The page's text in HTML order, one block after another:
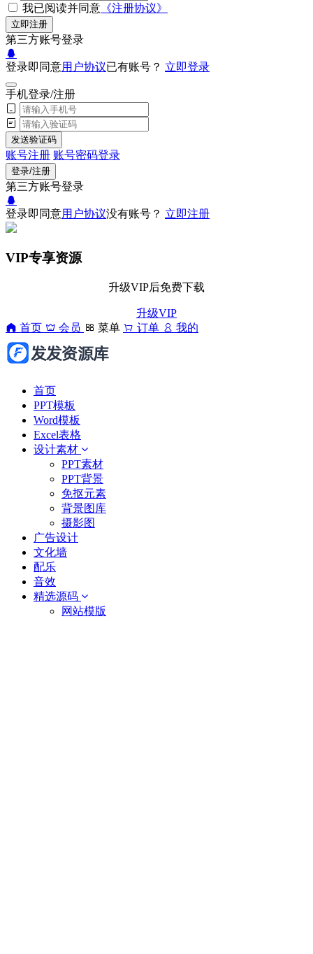
我已阅读并同意 《注册协议》
立即注册
第三方账号登录
登录即同意用户协议已有账号？ 立即登录
手机登录/注册
发送验证码
账号注册 账号密码登录
登录/注册
第三方账号登录
登录即同意用户协议没有账号？ 立即注册
VIP专享资源
升级VIP后免费下载
升级VIP
首页
会员 菜单 订单 我的
首页
PPT模板
Word模板
Excel表格
设计素材
PPT素材
PPT背景
免抠元素
背景图库
摄影图
广告设计
文化墙
配乐
音效
精选源码
网站模版